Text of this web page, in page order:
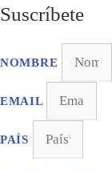
Suscríbete
NOMBRE
EMAIL
PAÍS